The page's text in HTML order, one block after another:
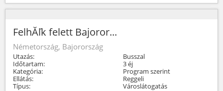
FelhĂľk felett Bajoror...
Németország, Bajorország
Utazás:
Busszal
Időtartam:
3 éj
Kategória:
Program szerint
Ellátás:
Reggeli
Típus:
Városlátogatás